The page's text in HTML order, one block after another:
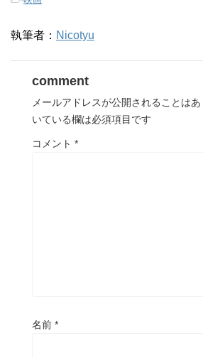
執筆者： Nicotyu
comment
メールアドレスが公開されることはあ
いている欄は必須項目です
コメント *
名前 *